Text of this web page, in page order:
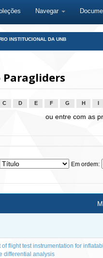
Navegar
INSTITUCIONAL DA UNB
Paragliders
C D E F G H
ou entre com as
Em ordem:
of flight test instrumentation for
differential analysis